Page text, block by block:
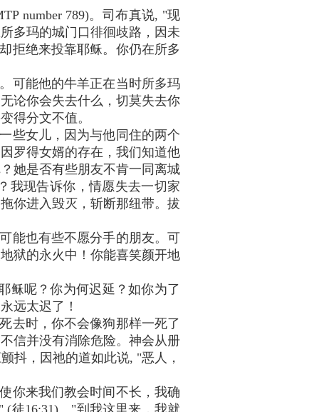
number 789)。司布真说, "现
多玛的城门口徘徊歧路，因未
拒绝来投靠耶稣。你仍在所多
可能他的牛羊正在当时所多玛
论你会失去什么，切莫失去你
得分文不值。
些女儿，因为与他同住的两个
罗得女婿的存在，我们知道他
她是否有些朋友不肯一同离城
我现告诉你，情愿失去一切家
你进入毁灭，斩断那纽带。拔
能也有些不愿分手的朋友。可
狱的永火中！你能喜笑颜开地
稣呢？你为何迟延？如你为了
远太迟了！
去时，你不会像狗那样一死了
信并没有消除危险。神会从册
抖，因祂的道如此说, "恶人，
你来我们教会时间不长，我确
徒16:31)。"到我这里来，我就